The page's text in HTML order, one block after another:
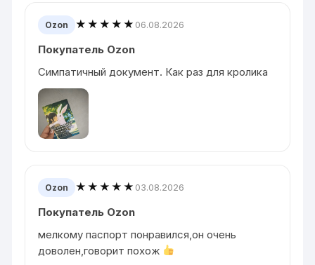
Ozon ★★★★★ 06.08.2026
Покупатель Ozon
Симпатичный документ. Как раз для кролика
Ozon ★★★★★ 03.08.2026
Покупатель Ozon
мелкому паспорт понравился,он очень
доволен,говорит похож